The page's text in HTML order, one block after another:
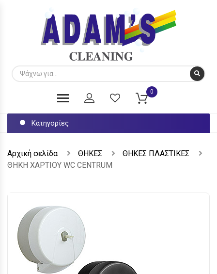
0
Κατηγορίες
Αρχική σελίδα ΘΗΚΕΣ
ΘΗΚΕΣ ΠΛΑΣΤΙΚΕΣ
ΘΗΚΗ ΧΑΡΤΙΟΥ WC CENTRUM